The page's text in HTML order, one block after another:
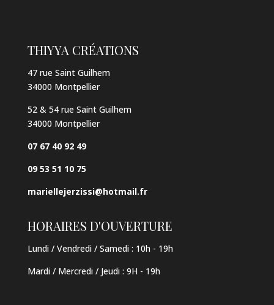
THIYYA CRÉATIONS
47 rue Saint Guilhem
34000 Montpellier
52 & 54 rue Saint Guilhem
34000 Montpellier
07 67 40 92 49
09 53 51 10 75
mariellejerzissi@hotmail.fr
HORAIRES D'OUVERTURE
Lundi / Vendredi / Samedi : 10h - 19h
Mardi / Mercredi / Jeudi : 9H - 19h